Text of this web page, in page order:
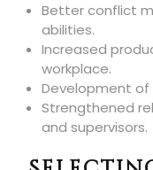
Better conflict
abilities.
Increased
workplace.
Development of
Strengthened
and supervisors.